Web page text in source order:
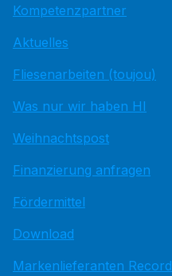
Kompetenzpartner
Aktuelles
Fliesenarbeiten (toujou)
Was nur wir haben HI
Weihnachtspost
Finanzierung anfragen
Fördermittel
Download
Markenlieferanten Record